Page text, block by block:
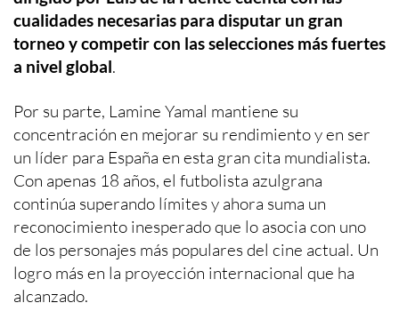
cualidades necesarias para disputar un gran
torneo y competir con las selecciones más fuertes
a nivel global.
Por su parte, Lamine Yamal mantiene su
concentración en mejorar su rendimiento y en ser
un líder para España en esta gran cita mundialista.
Con apenas 18 años, el futbolista azulgrana
continúa superando límites y ahora suma un
reconocimiento inesperado que lo asocia con uno
de los personajes más populares del cine actual. Un
logro más en la proyección internacional que ha
alcanzado.